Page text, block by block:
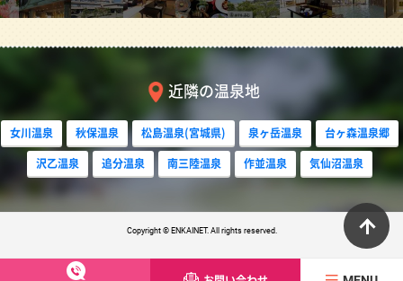
ペ
近隣の温泉地
女川温泉 秋保温泉 松島温泉(宮城県) 泉ヶ岳温泉
台ヶ森温泉郷
沢乙温泉
追分温泉 南三陸温泉 作並温泉 気仙沼温泉
Copyright © ENKAINET. All rights reserved.